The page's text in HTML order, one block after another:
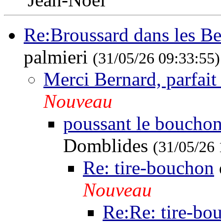
Re:Broussard dans les
palmieri (31/05/26 09:33:55)
Merci Bernard,
Nouveau
poussant le
Domblides (31/05/26
Re: tire-bouchon
Nouveau
Re:Re: tire-